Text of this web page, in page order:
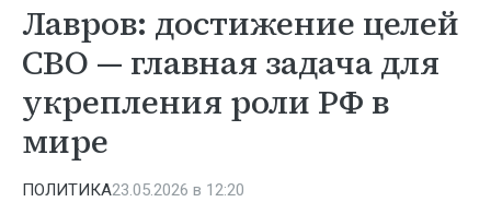
Лавров: достижение целей
СВО — главная задача для
укрепления роли РФ в
мире
ПОЛИТИКА23.05.2026 в 12:20